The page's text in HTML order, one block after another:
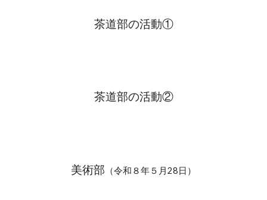
茶道部の活動①
茶道部の活動②
美術部 （令和８年５月28日）